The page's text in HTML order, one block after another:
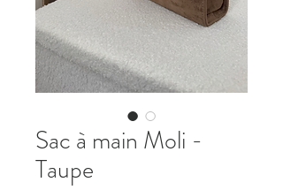
Sac à main Moli -
Taupe